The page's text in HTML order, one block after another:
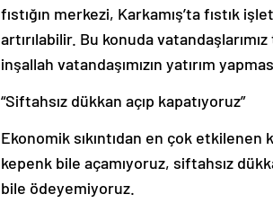
fıstığın merkezi, Karkamış’ta fıstık
artırılabilir. Bu konuda
inşallah vatandaşımızın yatırım
“Siftahsız dükkan açıp kapatıyoruz”
Ekonomik sıkıntıdan en çok
kepenk bile açamıyoruz, siftahsız
bile ödeyemiyoruz.